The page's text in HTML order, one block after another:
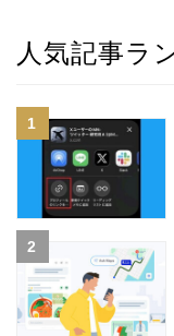
人気記事ラ